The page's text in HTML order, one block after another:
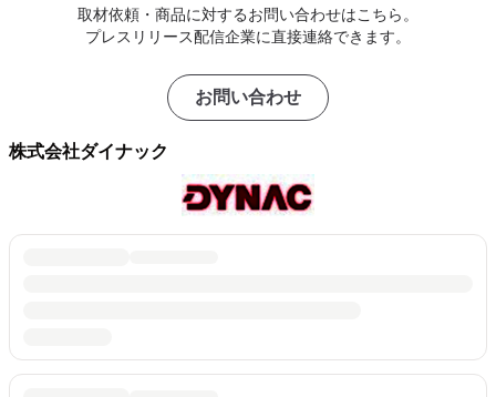
取材依頼・商品に対するお問い合わせはこちら。
プレスリリース配信企業に直接連絡できます。
お問い合わせ
株式会社ダイナック